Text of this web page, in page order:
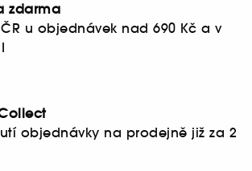
zdarma
u objednávek nad 690 Kč a v
objednávky na prodejně již za 2